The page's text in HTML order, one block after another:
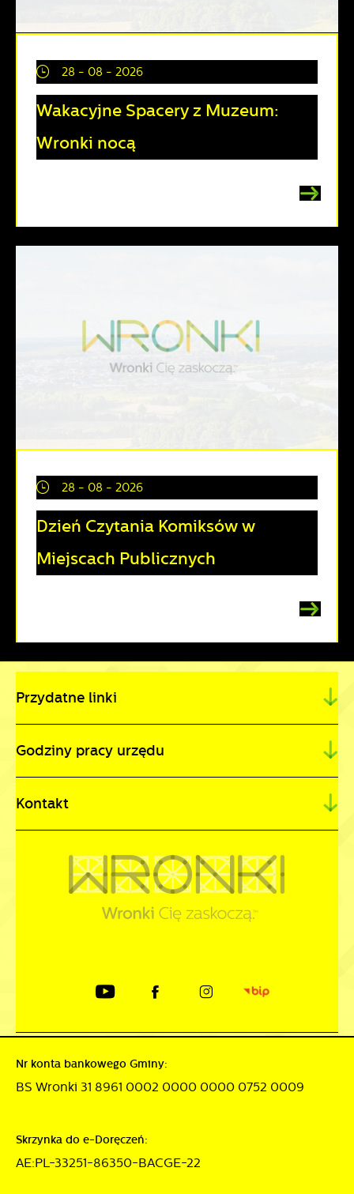
28 - 08 - 2026
Wakacyjne Spacery z Muzeum:
Wronki nocą
28 - 08 - 2026
Dzień Czytania Komiksów w
Miejscach Publicznych
Przydatne linki
Godziny pracy urzędu
Kontakt
Nr konta bankowego Gminy:
BS Wronki 31 8961 0002 0000 0000 0752 0009
Skrzynka do e-Doręczeń:
AE:PL-33251-86350-BACGE-22